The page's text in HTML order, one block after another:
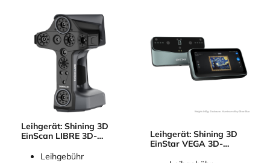
Leihgerät: Shining 3D
EinScan LIBRE 3D-
Leihgebühr
Leihgerät: Shining 3D
EinStar VEGA 3D-